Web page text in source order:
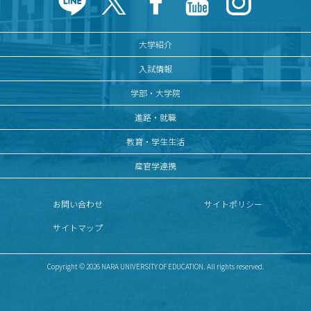
大学紹介
入試情報
学部・大学院
進路・就職
教育・学生生活
産官学連携
お問い合わせ
サイトポリシー
サイトマップ
Copyright © 2026 NARA UNIVERSITY OF EDUCATION. All rights reserved.